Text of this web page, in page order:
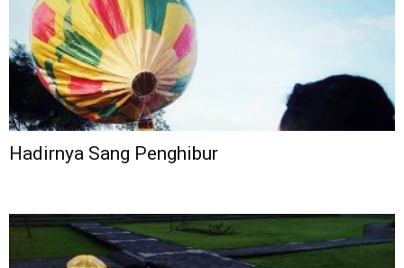
Hadirnya Sang Penghibur